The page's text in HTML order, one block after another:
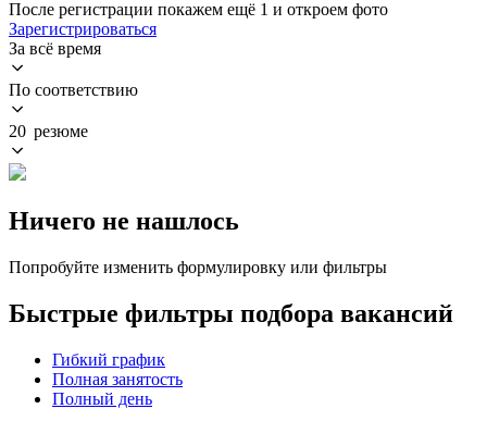
После регистрации покажем ещё 1 и откроем фото
Зарегистрироваться
За всё время
По соответствию
20 резюме
Ничего не нашлось
Попробуйте изменить формулировку или фильтры
Быстрые фильтры подбора вакансий
Гибкий график
Полная занятость
Полный день